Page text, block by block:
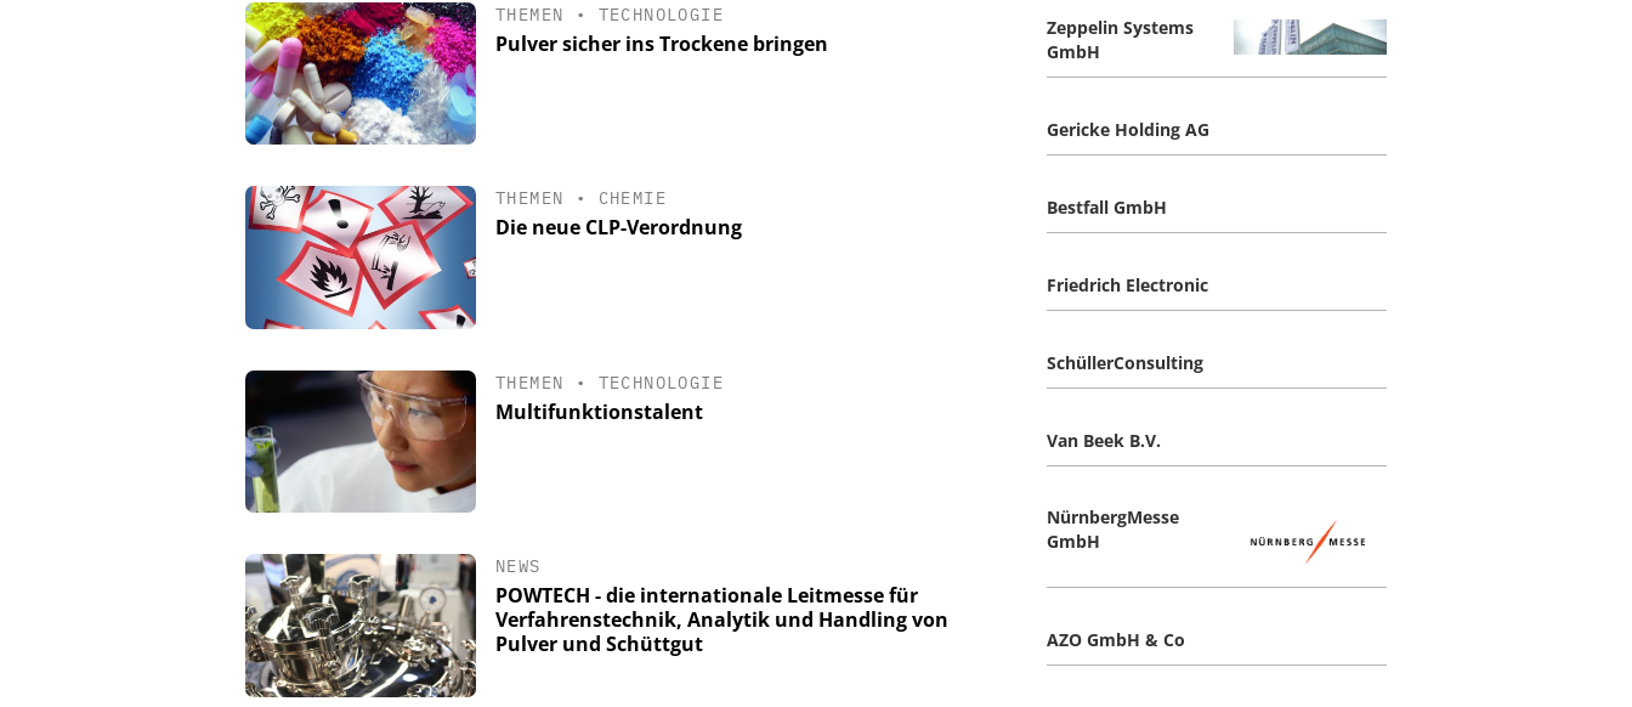
THEMEN • TECHNOLOGIE
Pulver sicher ins Trockene bringen
THEMEN • CHEMIE
Die neue CLP-Verordnung
THEMEN • TECHNOLOGIE
Multifunktionstalent
NEWS
POWTECH - die internationale Leitmesse für
Verfahrenstechnik, Analytik und Handling von
Pulver und Schüttgut
Zeppelin Systems
GmbH
Gericke Holding AG
Bestfall GmbH
Friedrich Electronic
SchüllerConsulting
Van Beek B.V.
NürnbergMesse
GmbH
AZO GmbH & Co